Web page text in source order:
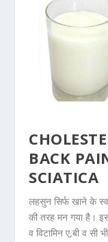
BACK
SCIATICA
लहसुन सिर्फ खाने के
की तरह मन गया है।
व विटामिन ए,बी व सी